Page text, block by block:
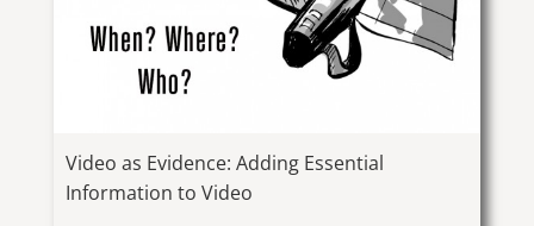
Video as Evidence: Adding Essential
Information to Video